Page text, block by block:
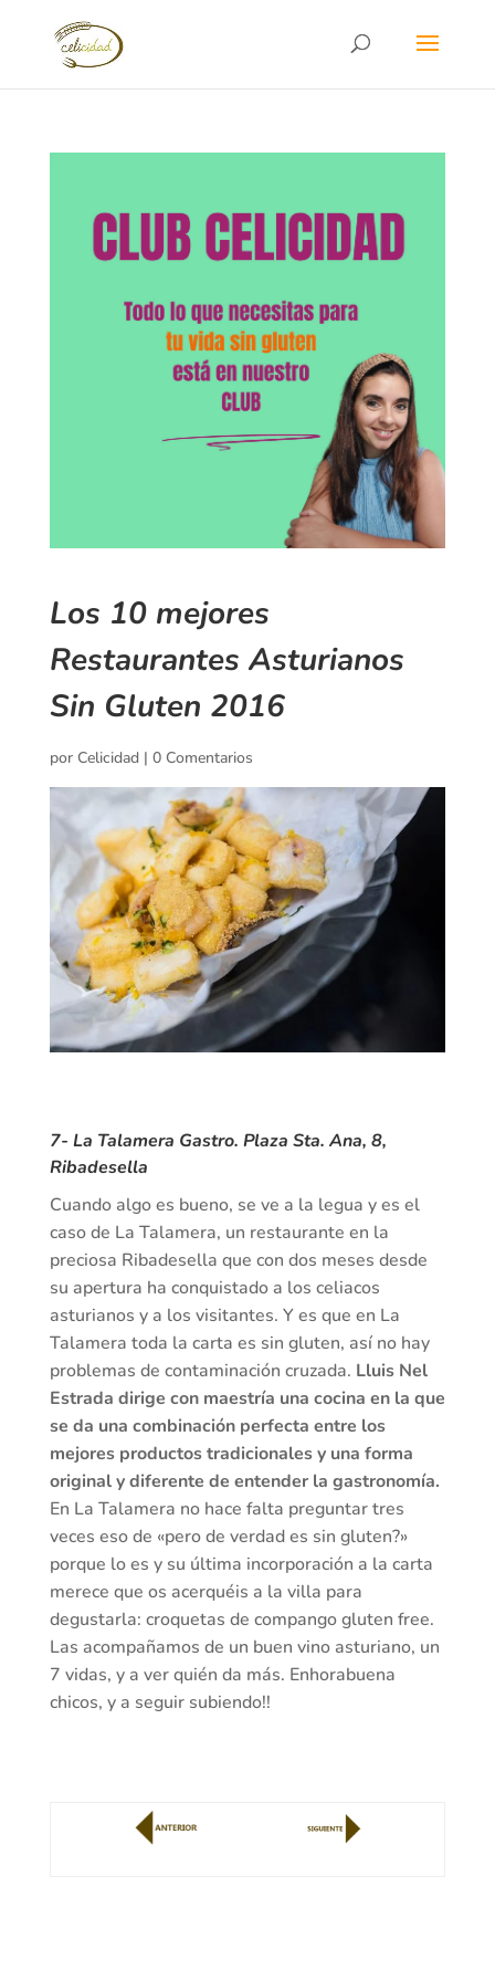
Los 10 mejores
Restaurantes Asturianos
Sin Gluten 2016
por Celicidad| 0 Comentarios
7- La Talamera Gastro. Plaza Sta. Ana, 8,
Ribadesella
Cuando algo es bueno, se ve a la legua y es el
caso de La Talamera, un restaurante en la
preciosa Ribadesella que con dos meses desde
su apertura ha conquistado a los celiacos
asturianos y a los visitantes. Y es que en La
Talamera toda la carta es sin gluten, así no hay
problemas de contaminación cruzada. Lluis Nel
Estrada dirige con maestría una cocina en la que
se da una combinación perfecta entre los
mejores productos tradicionales y una forma
original y diferente de entender la gastronomía.
En La Talamera no hace falta preguntar tres
veces eso de «pero de verdad es sin gluten?»
porque lo es y su última incorporación a la carta
merece que os acerquéis a la villa para
degustarla: croquetas de compango gluten free.
Las acompañamos de un buen vino asturiano, un
7 vidas, y a ver quién da más. Enhorabuena
chicos, y a seguir subiendo!!